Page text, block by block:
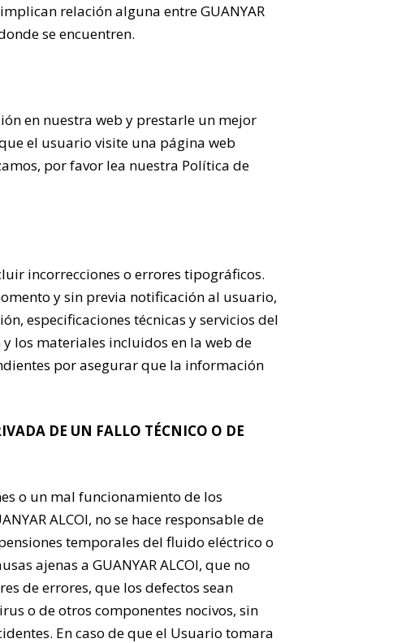
relación alguna entre GUANYAR
se encuentren.
en nuestra web y prestarle un mejor
el usuario visite una página web
por favor lea nuestra Política de
incorrecciones o errores tipográficos.
y sin previa notificación al usuario,
especificaciones técnicas y servicios del
los materiales incluidos en la web de
por asegurar que la información
DE UN FALLO TÉCNICO O DE
o un mal funcionamiento de los
ALCOI, no se hace responsable de
temporales del fluido eléctrico o
ajenas a GUANYAR ALCOI, que no
de errores, que los defectos sean
o de otros componentes nocivos, sin
En caso de que el Usuario tomara